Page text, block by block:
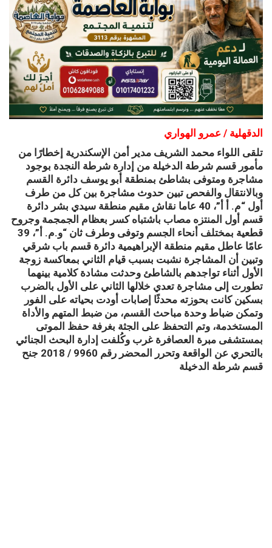
الدقهلية / عمرو الهواري
تلقى اللواء محمد الشريف مدير أمن الإسكندرية إخطارًا من
مأمور قسم شرطة الدخيلة من إدارة شرطة النجدة بوجود
مشاجرة ومتوفى بشاطئ بمنطقة أبو يوسف دائرة القسم
وبالانتقال والفحص تبين حدوث مشاجرة بين كل من طرف
أول “م. أ أ”، 40 عاما نقاش مقيم منطقة سيدي بشر دائرة
قسم أول المنتزه مصاب باشتباه كسر بعظام الجمجمة وجروح
قطعية بمختلف أنحاء الجسم وتوفى وطرف ثان “و.م. أ”، 39
عامًا عاطل مقيم منطقة الإبراهيمية دائرة قسم باب شرقي
وتبين أن المشاجرة نشبت بسبب قيام الثاني بمعاكسة زوجة
الأول أثناء تواجدهم بالشاطئ وحدثت مشادة كلامية بينهما
تطورت إلى مشاجرة تعدي خلالها الثاني على الأول بالضرب
بسكين كانت بحوزته محدثًا إصابات أودت بحياته على الفور
وتمكن ضباط وحدة مباحث القسم، من ضبط المتهم والأداة
المستخدمة، وتم التحفظ على الجثة بغرفة حفظ الموتى
بمستشفى مبرة العصافرة غرب وكُلفت إدارة البحث الجنائي
بالتحري عن الواقعة وتحرر المحضر رقم 9960 / 2018 جنح
قسم شرطة الدخيلة